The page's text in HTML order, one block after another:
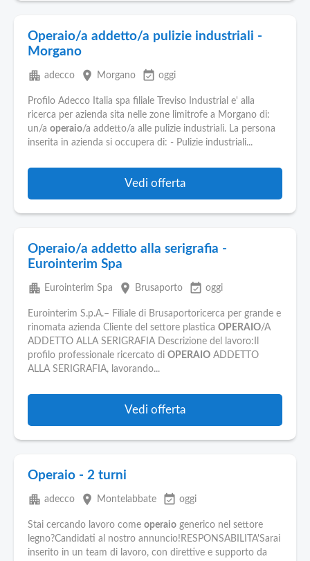
Operaio/a addetto/a pulizie industriali -
Morgano
apartment adecco place Morgano event_available oggi
Profilo Adecco Italia spa filiale Treviso Industrial e' alla
ricerca per azienda sita nelle zone limitrofe a Morgano di:
un/a operaio/a addetto/a alle pulizie industriali. La persona
inserita in azienda si occupera di: - Pulizie industriali...
Vedi offerta
Operaio/a addetto alla serigrafia -
Eurointerim Spa
apartment Eurointerim Spa place Brusaporto event_available oggi
Eurointerim S.p.A.– Filiale di Brusaportoricerca per grande e
rinomata azienda Cliente del settore plastica OPERAIO/A
ADDETTO ALLA SERIGRAFIA Descrizione del lavoro:Il
profilo professionale ricercato di OPERAIO ADDETTO
ALLA SERIGRAFIA, lavorando...
Vedi offerta
Operaio - 2 turni
apartment adecco place Montelabbate event_available oggi
Stai cercando lavoro come operaio generico nel settore
legno?Candidati al nostro annuncio!RESPONSABILITA'Sarai
inserito in un team di lavoro, con direttive e supporto da